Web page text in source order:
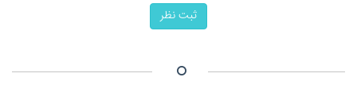
ثبت نظر